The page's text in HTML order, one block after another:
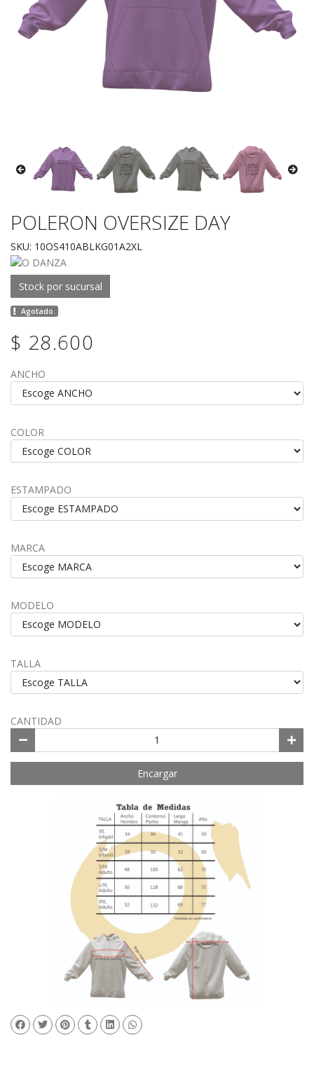
POLERON OVERSIZE DAY
SKU: 10OS410ABLKG01A2XL
Stock por sucursal
Agotado.
$ 28.600
ANCHO
COLOR
ESTAMPADO
MARCA
MODELO
TALLA
CANTIDAD
Encargar